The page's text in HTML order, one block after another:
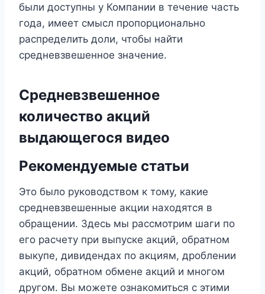
были доступны у Компании в течение часть
года, имеет смысл пропорционально
распределить доли, чтобы найти
средневзвешенное значение.
Средневзвешенное
количество акций
выдающегося видео
Рекомендуемые статьи
Это было руководством к тому, какие
средневзвешенные акции находятся в
обращении. Здесь мы рассмотрим шаги по
его расчету при выпуске акций, обратном
выкупе, дивидендах по акциям, дроблении
акций, обратном обмене акций и многом
другом. Вы можете ознакомиться с этими